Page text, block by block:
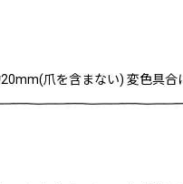
爪を含まない) 変色具合